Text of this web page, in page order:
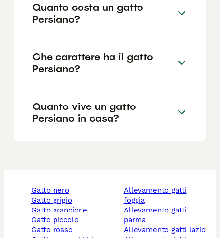
Quanto costa un gatto
Persiano?
Che carattere ha il gatto
Persiano?
Quanto vive un gatto
Persiano in casa?
gatto nero
gatto grigio
gatto arancione
gatto piccolo
gatto rosso
allevamento gatti
foggia
allevamento gatti
parma
allevamento gatti lazio